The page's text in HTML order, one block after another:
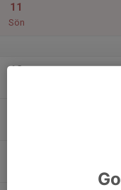
11
Sön
12